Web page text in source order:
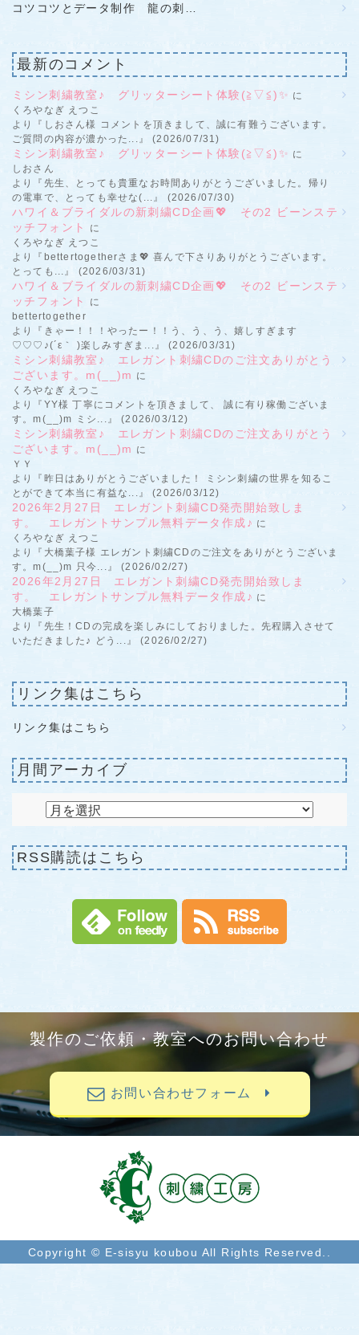
コツコツとデータ制作 龍の刺…
最新のコメント
ミシン刺繍教室♪ グリッターシート体験(≧▽≦)✨ に
くろやなぎ えつこ
より『しおさん様 コメントを頂きまして、誠に有難うございます。
ご質問の内容が濃かった...』 (2026/07/31)
ミシン刺繍教室♪ グリッターシート体験(≧▽≦)✨ に
しおさん
より『先生、とっても貴重なお時間ありがとうございました。帰り
の電車で、とっても幸せな(...』 (2026/07/30)
ハワイ＆ブライダルの新刺繍CD企画💖 その2 ビーンステ
ッチフォント
に
くろやなぎ えつこ
より『bettertogetherさま💖 喜んで下さりありがとうございます。
とっても...』 (2026/03/31)
ハワイ＆ブライダルの新刺繍CD企画💖 その2 ビーンステ
ッチフォント
に
bettertogether
より『きゃー！！！やったー！！う、う、う、嬉しすぎます
♡♡♡♪(´ε｀ )楽しみすぎま...』 (2026/03/31)
ミシン刺繍教室♪ エレガント刺繍CDのご注文ありがとう
ございます。m(__)m に
くろやなぎ えつこ
より『YY様 丁寧にコメントを頂きまして、 誠に有り稼働ございま
す。m(__)m ミシ...』 (2026/03/12)
ミシン刺繍教室♪ エレガント刺繍CDのご注文ありがとう
ございます。m(__)m に
ＹＹ
より『昨日はありがとうございました！ ミシン刺繍の世界を知るこ
とができて本当に有益な...』 (2026/03/12)
2026年2月27日 エレガント刺繍CD発売開始致しま
す。 エレガントサンプル無料データ作成♪ に
くろやなぎ えつこ
より『大橋葉子様 エレガント刺繍CDのご注文をありがとうございま
す。m(__)m 只今...』 (2026/02/27)
2026年2月27日 エレガント刺繍CD発売開始致しま
す。 エレガントサンプル無料データ作成♪ に
大橋葉子
より『先生！CDの完成を楽しみにしておりました。先程購入させて
いただきました♪ どう...』 (2026/02/27)
リンク集はこちら
リンク集はこちら
月間アーカイブ
RSS購読はこちら
製作のご依頼・教室へのお問い合わせ
お問い合わせフォーム
Copyright © E-sisyu koubou All Rights Reserved..